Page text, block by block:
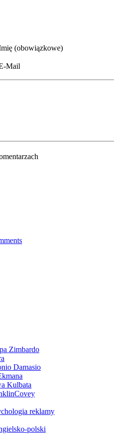
(obowiązkowe)
Mail
Zimbardo
Damasio
Kulbata
reklamy
polski